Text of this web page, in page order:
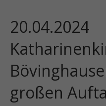
20.04.2024
großen